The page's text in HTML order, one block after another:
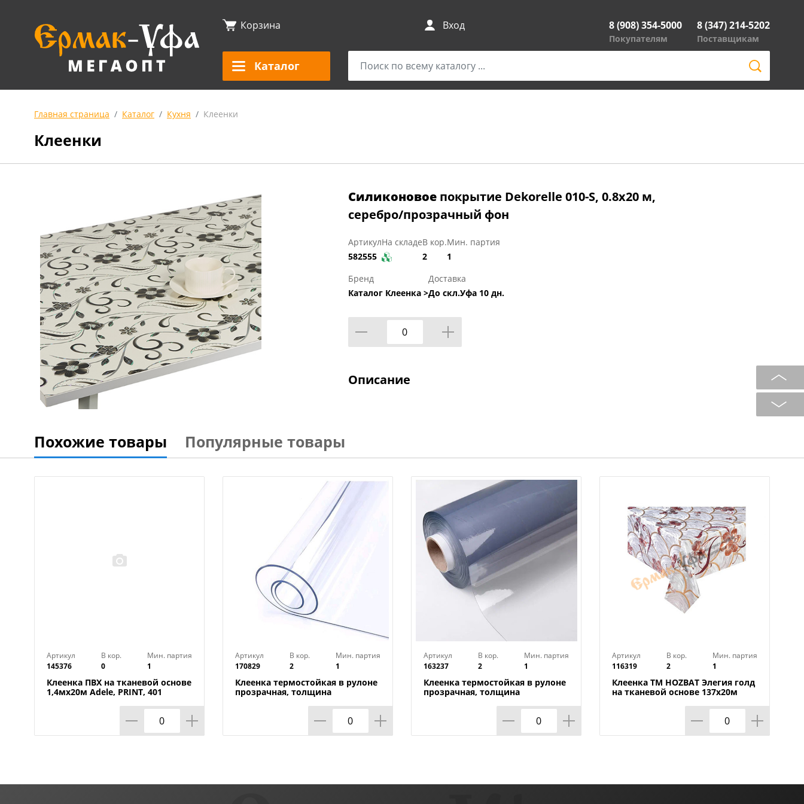
Корзина Вход 8 (908) 354-5000
Покупателям
8 (347) 214-5202
Поставщикам
Каталог
Главная страница Каталог Кухня Клеенки
Клеенки
Силиконовое покрытие Dekorelle 010-S, 0.8x20 м,
серебро/прозрачный фон
Артикул
582555
На складеВ кор.
2
Мин. партия
1
Бренд
Каталог Клеенка >
Доставка
До скл.Уфа 10 дн.
Описание
Похожие товары Популярные товары
Артикул
145376
В кор.
0
Мин. партия
1
Клеенка ПВХ на тканевой основе
1,4мх20м Adele, PRINT, 401
Артикул
170829
В кор.
2
Мин. партия
1
Клеенка термостойкая в рулоне
прозрачная, толщина
Артикул
163237
В кор.
2
Мин. партия
1
Клеенка термостойкая в рулоне
прозрачная, толщина
Артикул
116319
В кор.
2
Мин. партия
1
Клеенка TM HOZBAT Элегия голд
на тканевой основе 137х20м